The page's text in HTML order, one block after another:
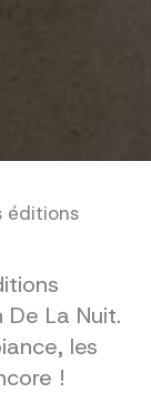
éditions
La Nuit.
les
!